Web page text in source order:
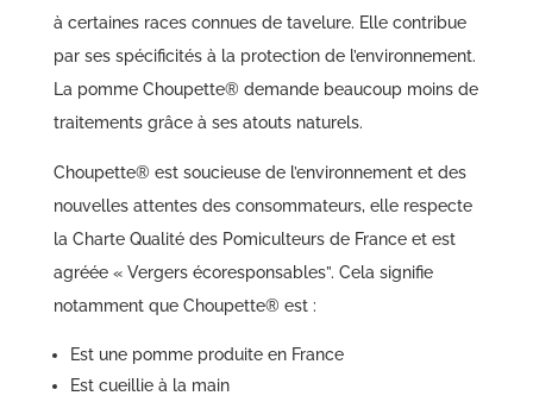
à certaines races connues de tavelure. Elle contribue
par ses spécificités à la protection de l’environnement.
La pomme Choupette® demande beaucoup moins de
traitements grâce à ses atouts naturels.
Choupette® est soucieuse de l’environnement et des
nouvelles attentes des consommateurs, elle respecte
la Charte Qualité des Pomiculteurs de France et est
agréée « Vergers écoresponsables”. Cela signifie
notamment que Choupette® est :
Est une pomme produite en France
Est cueillie à la main